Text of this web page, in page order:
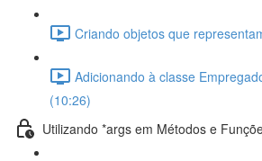
Criando objetos que
Adicionando à classe
(10:26)
Utilizando *args em Métodos e